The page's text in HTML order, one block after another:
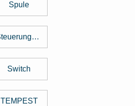
Spule
Steuerungstechnik
Switch
TEMPEST